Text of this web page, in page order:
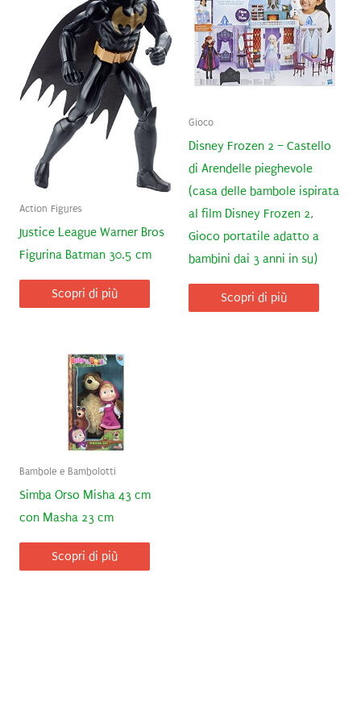
Action Figures
Justice League Warner Bros
Figurina Batman 30.5 cm
Scopri di più
Gioco
Disney Frozen 2 – Castello
di Arendelle pieghevole
(casa delle bambole ispirata
al film Disney Frozen 2,
Gioco portatile adatto a
bambini dai 3 anni in su)
Scopri di più
Bambole e Bambolotti
Simba Orso Misha 43 cm
con Masha 23 cm
Scopri di più